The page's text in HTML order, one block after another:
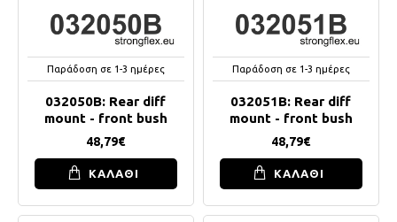
Παράδοση σε 1-3 ημέρες
032050B: Rear diff
mount - front bush
48,79€
ΚΑΛΑΘΙ
Παράδοση σε 1-3 ημέρες
032051B: Rear diff
mount - front bush
48,79€
ΚΑΛΑΘΙ